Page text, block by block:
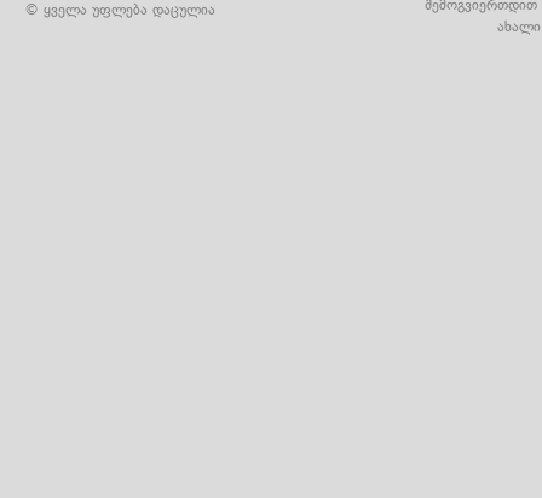
© ყველა უფლება დაცულია
შემოგვიერთდით
ახალი